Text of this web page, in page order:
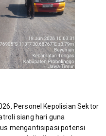
Personel Kepolisian Sektor
siang hari guna
mengantisipasi potensi